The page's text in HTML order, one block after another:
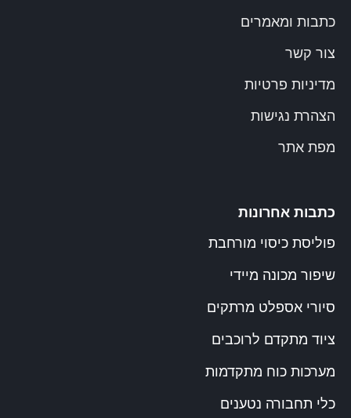
כתבות ומאמרים
צור קשר
מדיניות פרטיות
הצהרת נגישות
מפת אתר
כתבות אחרונות
פוליסת כיסוי מורחבת
שיפור מכונה מיידי
סיורי אספלט מרתקים
ציוד מתקדם לרוכבים
מערכות כוח מתקדמות
כלי תחבורה נטענים